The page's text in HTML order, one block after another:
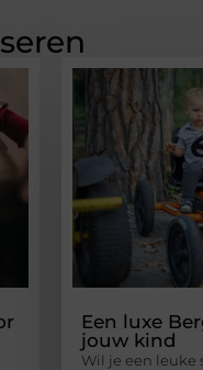
Een luxe
jouw kind
Wil je een leuke